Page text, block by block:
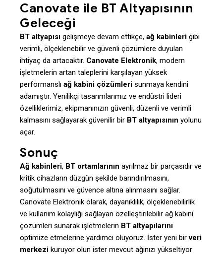
Canovate ile BT Altyapısının
Geleceği
BT altyapısı gelişmeye devam ettikçe, ağ kabinleri gibi
verimli, ölçeklenebilir ve güvenli çözümlere duyulan
ihtiyaç da artacaktır. Canovate Elektronik, modern
işletmelerin artan taleplerini karşılayan yüksek
performanslı ağ kabini çözümleri sunmaya kendini
adamıştır. Yenilikçi tasarımlarımız ve endüstri lideri
özelliklerimiz, ekipmanınızın güvenli, düzenli ve verimli
kalmasını sağlayarak güvenilir bir BT altyapısının yolunu
açar.
Sonuç
Ağ kabinleri, BT ortamlarının ayrılmaz bir parçasıdır ve
kritik cihazların düzgün şekilde barındırılmasını,
soğutulmasını ve güvence altına alınmasını sağlar.
Canovate Elektronik olarak, dayanıklılık, ölçeklenebilirlik
ve kullanım kolaylığı sağlayan özelleştirilebilir ağ kabini
çözümleri sunarak işletmelerin BT altyapılarını
optimize etmelerine yardımcı oluyoruz. İster yeni birveri
merkezi kuruyor olun ister mevcut ağınızı yükseltiyor